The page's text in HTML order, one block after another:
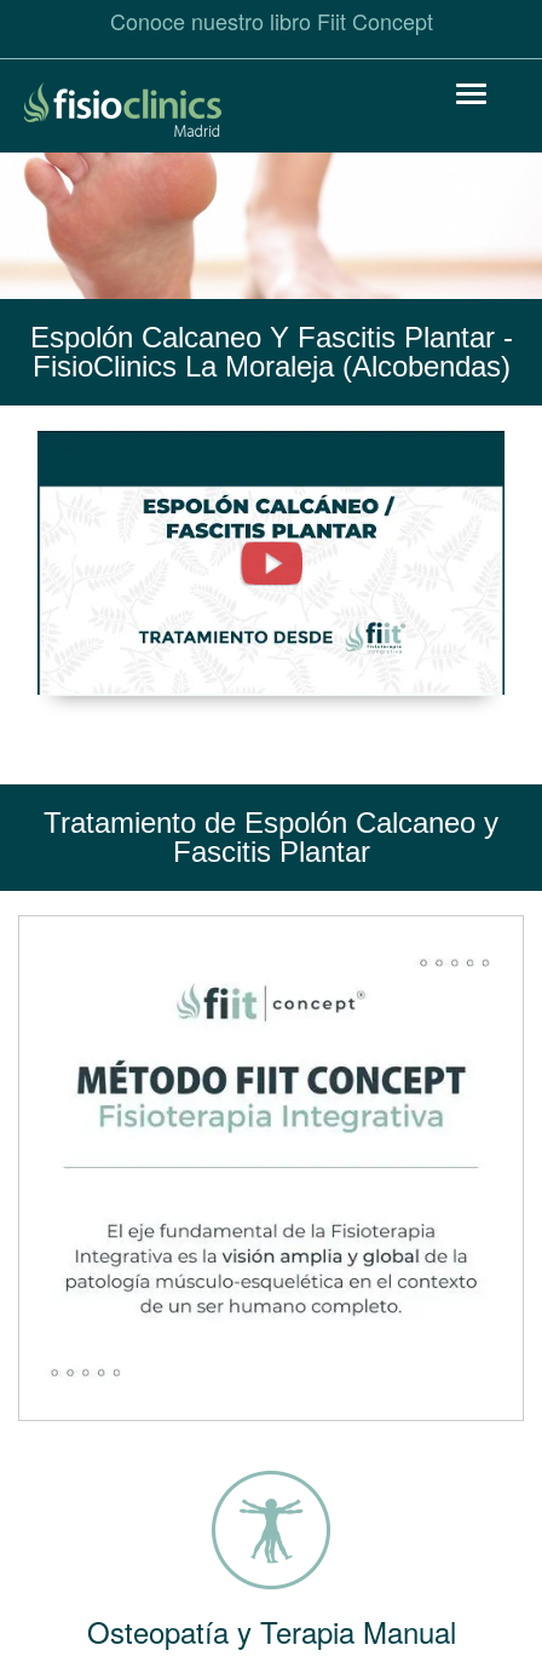
Pasar
contenido
principal
Conoce nuestro libro Fiit Concept
Toggle
Espolón Calcaneo Y Fascitis Plantar-
FisioClinics La Moraleja (Alcobendas)
Espolón
Calcaneo
Tratamiento
de
FisioClinics
Madrid
Tratamiento de Espolón Calcaneo y
Fascitis Plantar
Osteopatía y Terapia Manual